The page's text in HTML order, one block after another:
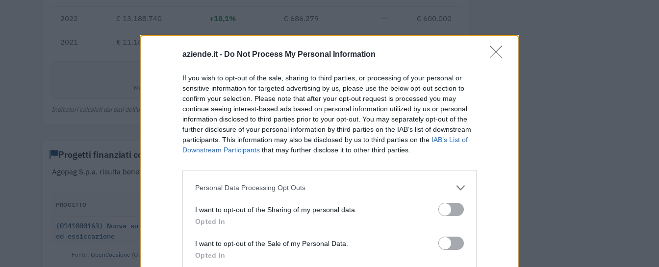
aziende.it - Do Not Process My Personal Information
If you wish to opt-out of the sale, sharing to third parties, or processing of your personal or
sensitive information for targeted advertising by us, please use the below opt-out section to
confirm your selection. Please note that after your opt-out request is processed you may
continue seeing interest-based ads based on personal information utilized by us or personal
information disclosed to third parties prior to your opt-out. You may separately opt-out of the
further disclosure of your personal information by third parties on the IAB’s list of downstream
participants. This information may also be disclosed by us to third parties on the IAB’s List of
Downstream Participants that may further disclose it to other third parties.
Personal Data Processing Opt Outs
I want to opt-out of the Sharing of my personal data.
Opted In
I want to opt-out of the Sale of my Personal Data.
Opted In
2022 € 13.188.740 +18,1% € 686.279 — € 600.000
2021 € 11.167.173
Margine netto
€ 424.287
Fatturato per dipendente
Indicatori calcolati dai dati dell'ultimo bilancio disponibile.
Progetti finanziati con fondi europei
Agopag S.p.a. risulta beneficiaria di 1 progetto finanziato con fondi europei / di coesione per un finanziamento pubblico di
PROGETTO
(0141000163) Nuova soffiatrice, impianto di refrigerazione
ed essiccazione
Fonte: OpenCoesione (Open Data, licenza CC BY 4.0). Ogni progetto e' verificabile sul portale OpenCoesione. Dati aggiornati al 2026-08-02.